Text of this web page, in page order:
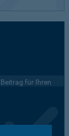
für Ihren